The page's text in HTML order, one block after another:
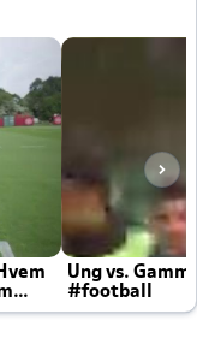
Ung vs.
#football